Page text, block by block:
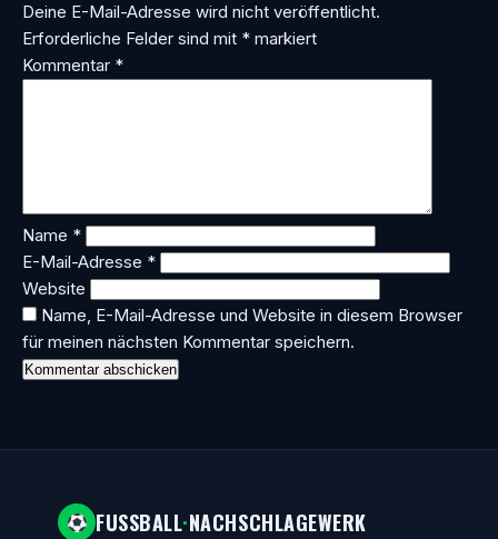
Deine E-Mail-Adresse wird nicht veröffentlicht.
Erforderliche Felder sind mit * markiert
Kommentar *
Name *
E-Mail-Adresse *
Website
Name, E-Mail-Adresse und Website in diesem Browser
für meinen nächsten Kommentar speichern.
FUSSBALL·NACHSCHLAGEWERK